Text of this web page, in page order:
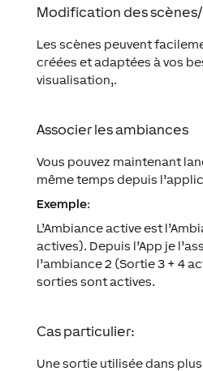
Modification des
Les scènes peuvent
créées et adaptées à vos
visualisation,.
Associer les ambiances
Vous pouvez maintenant
même temps depuis
Exemple:
L’Ambiance active est
actives). Depuis l’App je
l’ambiance 2 (Sortie 3 + 4
sorties sont actives.
Cas particulier:
Une sortie utilisée dans